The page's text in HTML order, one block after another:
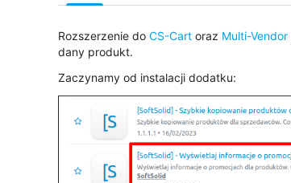
Rozszerzenie do CS-Cart oraz Multi-Vendor
dany produkt.
Zaczynamy od instalacji dodatku: